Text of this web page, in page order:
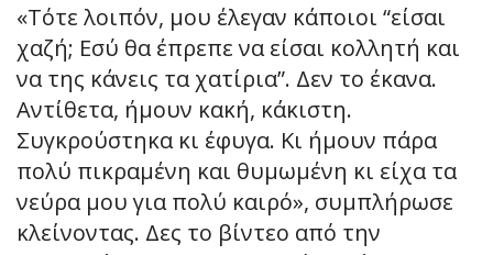
«Τότε λοιπόν, μου έλεγαν κάποιοι “είσαι
χαζή; Εσύ θα έπρεπε να είσαι κολλητή και
να της κάνεις τα χατίρια”. Δεν το έκανα.
Αντίθετα, ήμουν κακή, κάκιστη.
Συγκρούστηκα κι έφυγα. Κι ήμουν πάρα
πολύ πικραμένη και θυμωμένη κι είχα τα
νεύρα μου για πολύ καιρό», συμπλήρωσε
κλείνοντας. Δες το βίντεο από την